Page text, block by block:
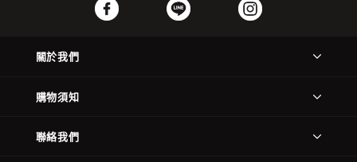
關於我們
購物須知
聯絡我們